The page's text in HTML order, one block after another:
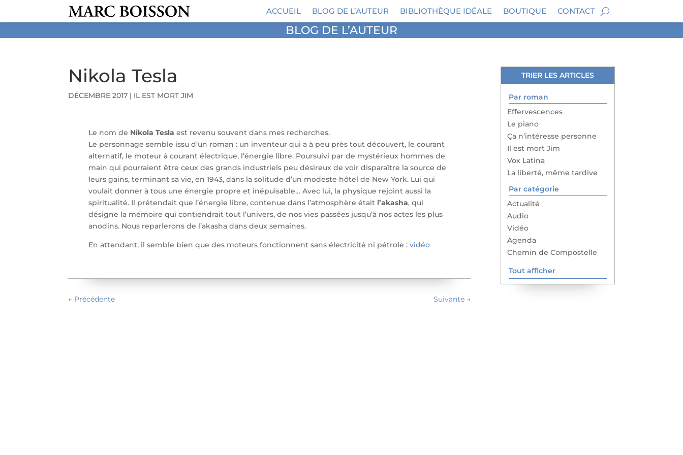
ACCUEIL BLOG DE L’AUTEUR BIBLIOTHÈQUE IDÉALE BOUTIQUE CONTACT
BLOG DE L’AUTEUR
Nikola Tesla
DÉCEMBRE 2017 | IL EST MORT JIM
Le nom de Nikola Tesla est revenu souvent dans mes recherches.
Le personnage semble issu d’un roman : un inventeur qui a à peu près tout découvert, le courant
alternatif, le moteur à courant électrique, l’énergie libre. Poursuivi par de mystérieux hommes de
main qui pourraient être ceux des grands industriels peu désireux de voir disparaître la source de
leurs gains, terminant sa vie, en 1943, dans la solitude d’un modeste hôtel de New York. Lui qui
voulait donner à tous une énergie propre et inépuisable… Avec lui, la physique rejoint aussi la
spiritualité. Il prétendait que l’énergie libre, contenue dans l’atmosphère était l’akasha, qui
désigne la mémoire qui contiendrait tout l’univers, de nos vies passées jusqu’à nos actes les plus
anodins. Nous reparlerons de l’akasha dans deux semaines.
En attendant, il semble bien que des moteurs fonctionnent sans électricité ni pétrole :vidéo
← Précédente Suivante →
TRIER LES ARTICLES
Par roman
Effervescences
Le piano
Ça n’intéresse personne
Il est mort Jim
Vox Latina
La liberté, même tardive
Par catégorie
Actualité
Audio
Vidéo
Agenda
Chemin de Compostelle
Tout afficher